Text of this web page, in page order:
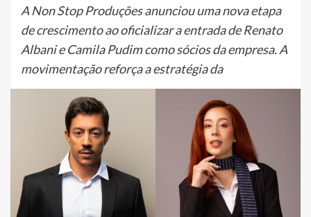
A Non Stop Produções anunciou uma nova etapa
de crescimento ao oficializar a entrada de Renato
Albani e Camila Pudim como sócios da empresa. A
movimentação reforça a estratégia da